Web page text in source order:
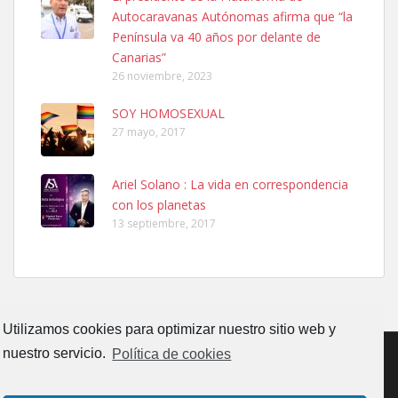
Utilizamos cookies para optimizar nuestro sitio web y
nuestro servicio. Política de cookies
El día 5 se los perdió una ninfa papillera, asustada tiene miedo a la
calle, se perdió por la zon...
Leales.org » Gran Canaria
6.7.2025
Adopcion
Busco casa de acogida para mi perrita ya que por temas de trabajo
no la puedo tener. Solo gente r...
Gata joven encontrada
Autocaravanas Autónomas afirma que “la
Península va 40 años por delante de
Canarias”
26 noviembre, 2023
SOY HOMOSEXUAL
27 mayo, 2017
Ariel Solano : La vida en correspondencia
con los planetas
13 septiembre, 2017